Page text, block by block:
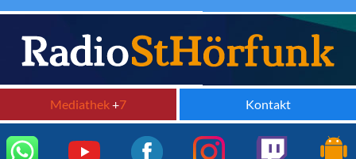
Mediathek+7 Kontakt